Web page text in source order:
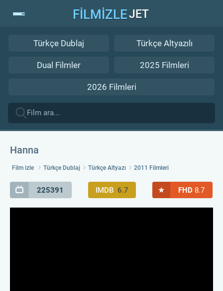
FİLMİZLEJET
Türkçe Dublaj Türkçe Altyazılı
Dual Filmler 2025 Filmleri
2026 Filmleri
Hanna
Film izle Türkçe Dublaj Türkçe Altyazı 2011 Filmleri
225391 IMDB 6.7 ★ FHD 8.7